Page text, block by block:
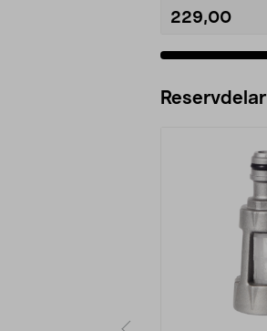
229,00
Reservdelar